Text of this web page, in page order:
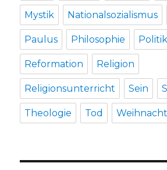
Mystik Nationalsozialismus
Paulus Philosophie Politik
Reformation Religion
Religionsunterricht Sein
Theologie Tod